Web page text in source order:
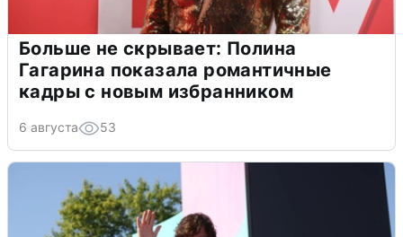
Больше не скрывает: Полина
Гагарина показала романтичные
кадры с новым избранником
6 августа 53